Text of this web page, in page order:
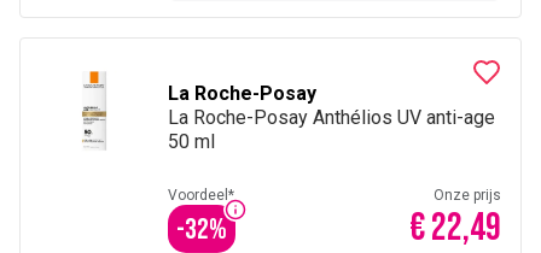
La Roche-Posay
La Roche-Posay Anthélios UV anti-age
50 ml
Voordeel*
-32%
Onze prijs
€ 22,49